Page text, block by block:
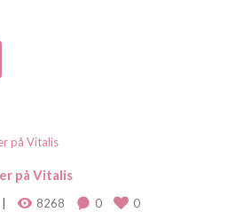
på Vitalis
8268 0 0